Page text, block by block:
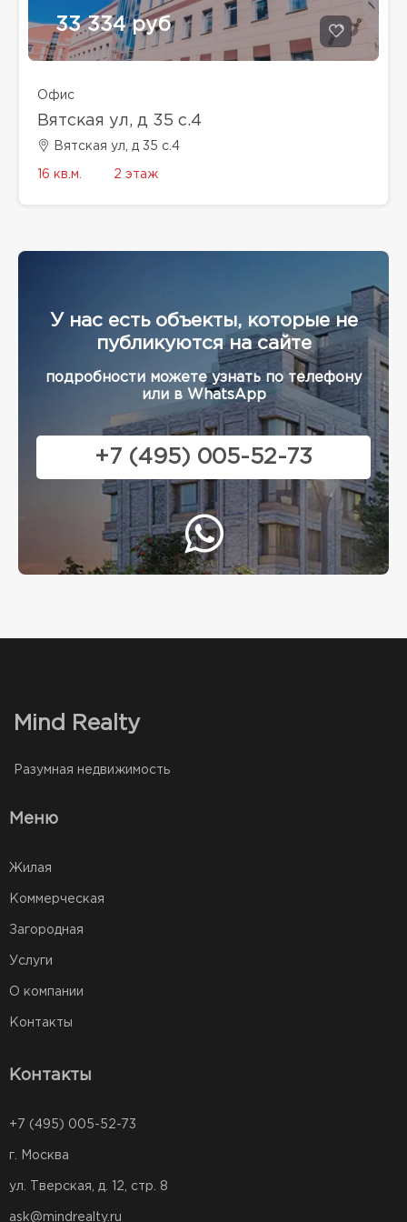
33 334 руб
Офис
Вятская ул, д 35 с.4
Вятская ул, д 35 с.4
16 кв.м. 2 этаж
У нас есть объекты, которые не
публикуются на сайте
подробности можете узнать по телефону
или в WhatsApp
+7 (495) 005-52-73
Mind Realty
Разумная недвижимость
Меню
Жилая
Коммерческая
Загородная
Услуги
О компании
Контакты
Контакты
+7 (495) 005-52-73
г. Москва
ул. Тверская, д. 12, стр. 8
ask@mindrealty.ru